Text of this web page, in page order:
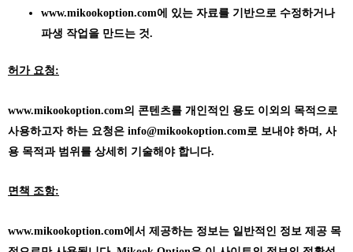
www.mikookoption.com에
있는 자료를 기반으로 수정하거나
파생 작업을 만드는 것.
허가 요청:
www.mikookoption.com의 콘텐츠를 개인적인 용도 이외의 목적으로
사용하고자 하는 요청은 info@mikookoption.com로 보내야 하며, 사
용 목적과 범위를 상세히 기술해야 합니다.
면책 조항:
www.mikookoption.com에서 제공하는 정보는 일반적인 정보 제공 목